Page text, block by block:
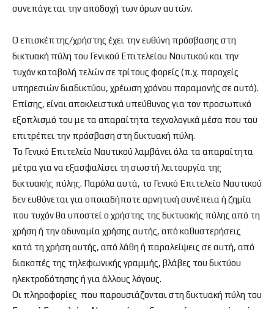
συνεπάγεται την αποδοχή των όρων αυτών.
Ο επισκέπτης/χρήστης έχει την ευθύνη πρόσβασης στη
δικτυακή πύλη του Γενικού Επιτελείου Ναυτικού και την
τυχόν καταβολή τελών σε τρίτους φορείς (π.χ. παροχείς
υπηρεσιών διαδικτύου, χρέωση χρόνου παραμονής σε αυτό).
Επίσης, είναι αποκλειστικά υπεύθυνος για τον προσωπικό
εξοπλισμό του με τα απαραίτητα τεχνολογικά μέσα που του
επιτρέπει την πρόσβαση στη δικτυακή πύλη.
Το Γενικό Επιτελείο Ναυτικού λαμβάνει όλα τα απαραίτητα
μέτρα για να εξασφαλίσει τη σωστή λειτουργία της
δικτυακής πύλης. Παρόλα αυτά, το Γενικό Επιτελείο Ναυτικού
δεν ευθύνεται για οποιαδήποτε αρνητική συνέπεια ή ζημία
που τυχόν θα υποστεί ο χρήστης της δικτυακής πύλης από τη
χρήση ή την αδυναμία χρήσης αυτής, από καθυστερήσεις
κατά τη χρήση αυτής, από λάθη ή παραλείψεις σε αυτή, από
διακοπές της τηλεφωνικής γραμμής, βλάβες του δικτύου
ηλεκτροδότησης ή για άλλους λόγους.
Οι πληροφορίες που παρουσιάζονται στη δικτυακή πύλη του